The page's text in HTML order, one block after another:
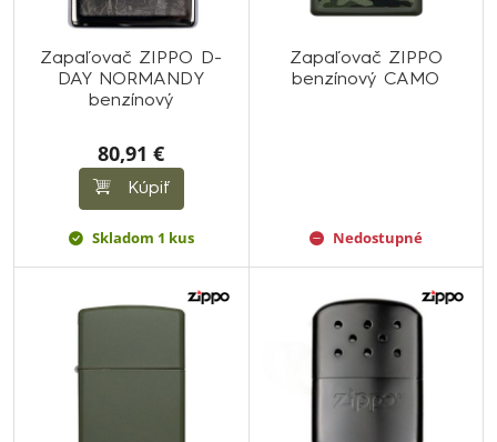
Zapaľovač ZIPPO D-
DAY NORMANDY
benzínový
80,91 €
Kúpiť
Skladom 1 kus
Zapaľovač ZIPPO
benzínový CAMO
Nedostupné